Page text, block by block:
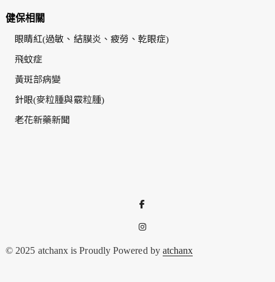
健保相關
眼睛紅(過敏、結膜炎、疲勞、乾眼症)
飛蚊症
黃斑部病變
針眼(麥粒腫與霰粒腫)
老花新藥新聞
© 2025 atchanx is Proudly Powered by atchanx